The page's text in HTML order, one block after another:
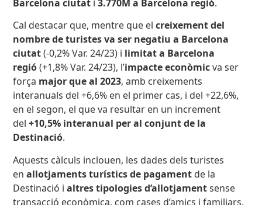
Barcelona ciutat i3.770M a Barcelona regió.
Cal destacar que, mentre que elcreixementdel
nombre de turistes va ser negatiu a Barcelona
ciutat(-0,2% Var. 24/23) i limitat a Barcelona
regió(+1,8% Var. 24/23), l’impacte econòmicva ser
força major que al 2023, amb creixements
interanuals del +6,6% en el primer cas, i del +22,6%,
en el segon, el que va resultar en un increment
del +10,5% interanual per al conjunt de la
Destinació.
Aquests càlculs inclouen, les dades dels turistes
en allotjaments turístics de pagament de la
Destinació ialtres tipologies d’allotjamentsense
transacció econòmica, com cases d’amics i familiars.